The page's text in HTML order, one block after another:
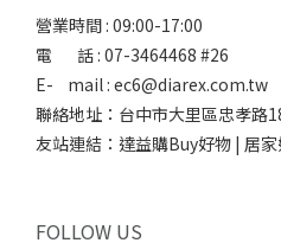
營業時間 : 09:00-17:00
電 話 : 07-3464468 #26
E- mail : ec6@diarex.com.tw
聯絡地址：台中市大里區忠孝路
友站連結： 達益購Buy好物 | 居
FOLLOW US